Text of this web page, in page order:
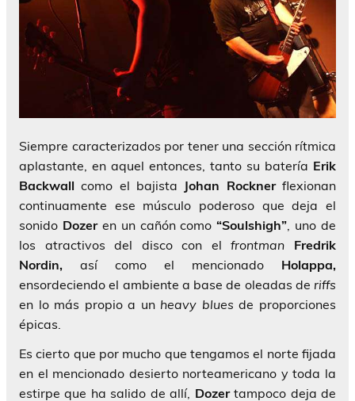
Siempre caracterizados por tener una sección rítmica
aplastante, en aquel entonces, tanto su batería Erik
Backwall como el bajista Johan Rocknerflexionan
continuamente ese músculo poderoso que deja el
sonido Dozeren un cañón como“Soulshigh”, uno de
los atractivos del disco con elfrontman
Fredrik
Nordin, así como el mencionado Holappa,
ensordeciendo el ambiente a base de oleadas de riffs
en lo más propio a un heavy blues de proporciones
épicas.
Es cierto que por mucho que tengamos el norte fijada
en el mencionado desierto norteamericano y toda la
estirpe que ha salido de allí, Dozertampoco deja de